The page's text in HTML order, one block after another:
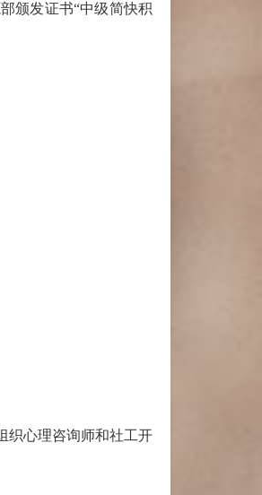
颁发证书“中级简快积
织心理咨询师和社工开